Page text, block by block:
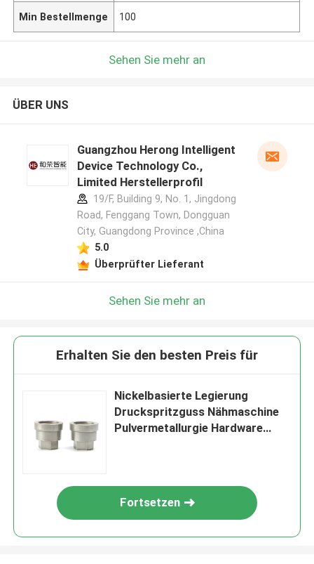
Min Bestellmenge 100
Sehen Sie mehr an
ÜBER UNS
Guangzhou Herong Intelligent
Device Technology Co.,
Limited Herstellerprofil
19/F, Building 9, No. 1, Jingdong
Road, Fenggang Town, Dongguan
City, Guangdong Province ,China
5.0
Überprüfter Lieferant
Sehen Sie mehr an
Erhalten Sie den besten Preis für
Nickelbasierte Legierung
Druckspritzguss Nähmaschine
Pulvermetallurgie Hardware
Fortsetzen